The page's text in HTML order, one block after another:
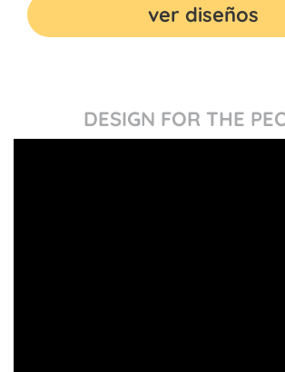
ver diseños
DESIGN FOR THE